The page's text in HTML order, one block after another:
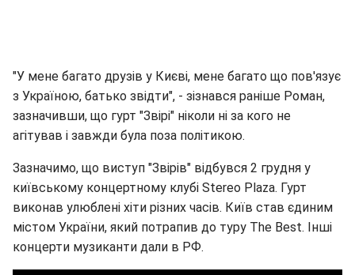
"У мене багато друзів у Києві, мене багато що пов'язує
з Україною, батько звідти", - зізнався раніше Роман,
зазначивши, що гурт "Звірі" ніколи ні за кого не
агітував і завжди була поза політикою.
Зазначимо, що виступ "Звірів" відбувся 2 грудня у
київському концертному клубі Stereo Plaza. Гурт
виконав улюблені хіти різних часів. Київ став єдиним
містом України, який потрапив до туру The Best. Інші
концерти музиканти дали в РФ.